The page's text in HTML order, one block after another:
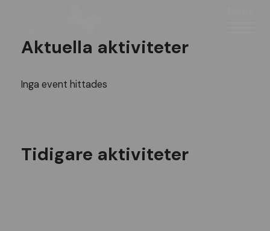
Aktuella aktiviteter
Inga event hittades
Tidigare aktiviteter